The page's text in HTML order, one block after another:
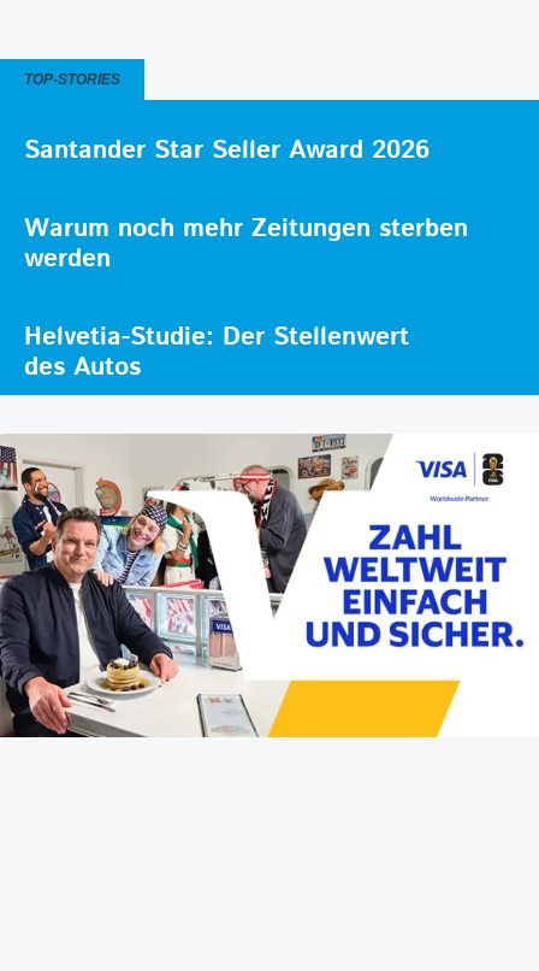
TOP-STORIES
Santander Star Seller Award 2026
Warum noch mehr Zeitungen sterben
werden
Helvetia-Studie: Der Stellenwert
des Autos